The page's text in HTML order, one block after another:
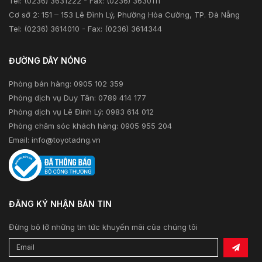
Cơ sở 2: 151 – 153 Lê Đình Lý, Phường Hòa Cường, TP. Đà Nẵng
Tel: (0236) 3614010 - Fax: (0236) 3614344
ĐƯỜNG DÂY NÓNG
Phòng bán hàng: 0905 102 359
Phòng dịch vụ Duy Tân: 0789 414 177
Phòng dịch vụ Lê Đình Lý: 0983 614 012
Phòng chăm sóc khách hàng: 0905 955 204
Email: info@toyotadng.vn
ĐĂNG KÝ NHẬN BẢN TIN
Đừng bỏ lỡ những tin tức khuyến mãi của chúng tôi